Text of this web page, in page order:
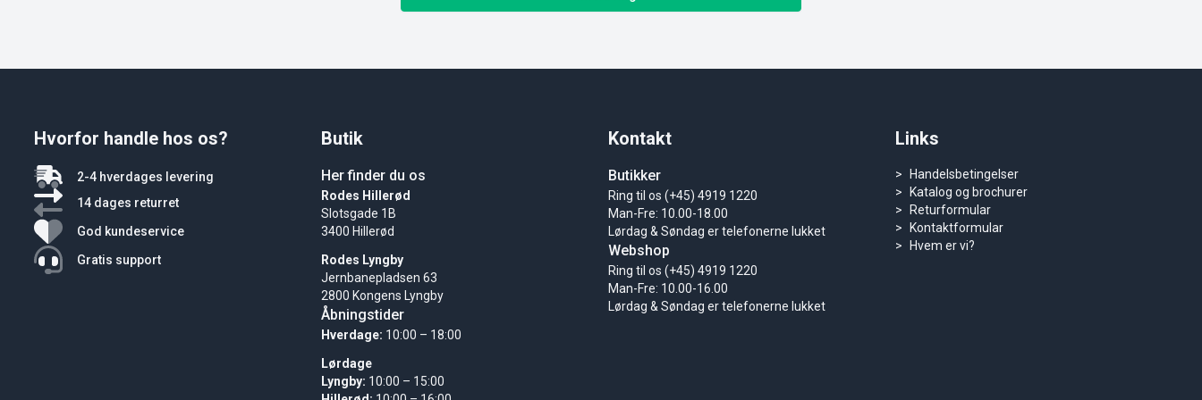
Butik
Her finder du os
Rodes Hillerød
Slotsgade 1B
3400 Hillerød
Rodes Lyngby
Jernbanepladsen 63
2800 Kongens Lyngby
Åbningstider
Hverdage: 10:00 – 18:00
Lørdage
Lyngby: 10:00 – 15:00
Kontakt
Butikker
Ring til os (+45) 4919 1220
Man-Fre: 10.00-18.00
Lørdag & Søndag er telefonerne lukket
Webshop
Ring til os (+45) 4919 1220
Man-Fre: 10.00-16.00
Lørdag & Søndag er telefonerne lukket
Links
Handelsbetingelser
Katalog og brochurer
Returformular
Kontaktformular
Hvem er vi?
Hvorfor handle hos os?
2-4 hverdages levering
14 dages returret
God kundeservice
Gratis support